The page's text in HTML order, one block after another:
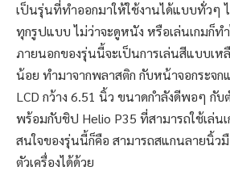
เป็นรุ่นที่ทำออกมาให้ใช้งานได้แบบทั่วๆ
ทุกรูปแบบ ไม่ว่าจะดูหนัง หรือเล่นเกมก็ท
ภายนอกของรุ่นนี้จะเป็นการเล่นสีแบบเห
น้อย ทำมาจากพลาสติก กับหน้าจอกระจก
LCD กว้าง 6.51 นิ้ว ขนาดกำลังดีพอๆ กับ
พร้อมกับชิป Helio P35 ที่สามารถใช้เล่น
สนใจของรุ่นนี้ก็คือ สามารถสแกนลายนิ้วมื
ตัวเครื่องได้ด้วย